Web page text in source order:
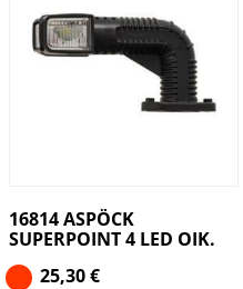
16814 ASPÖCK
SUPERPOINT 4 LED OIK.
25,30€